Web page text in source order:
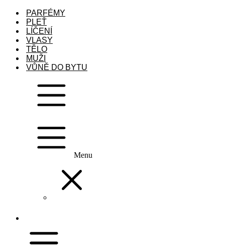
PARFÉMY
PLEŤ
LÍČENÍ
VLASY
TĚLO
MUŽI
VŮNĚ DO BYTU
Menu